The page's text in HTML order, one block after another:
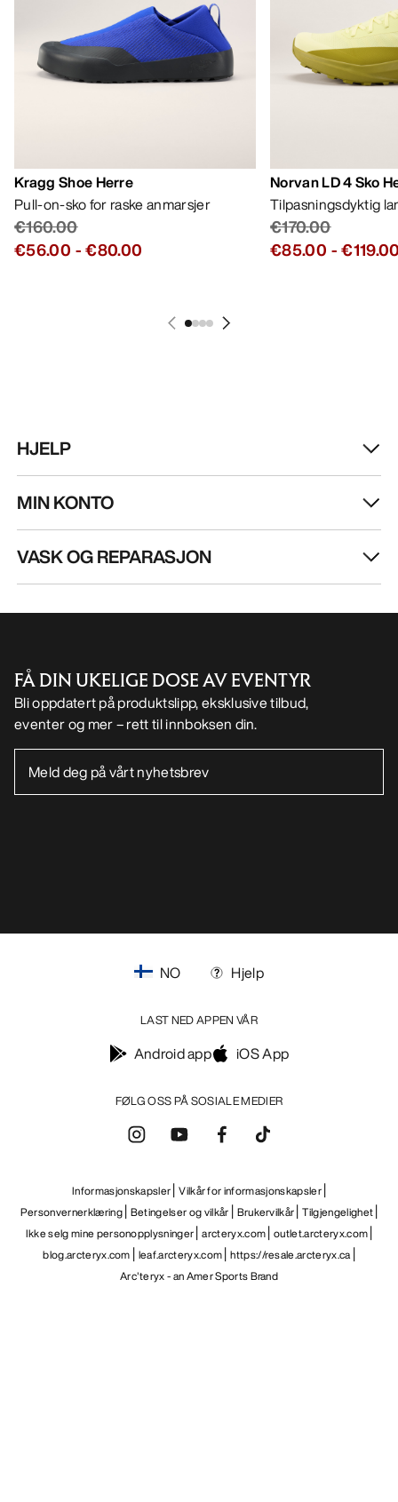
Kragg Shoe Herre
Pull-on-sko for raske anmarsjer
€160.00
€56.00 -€80.00
Norvan LD 4 Sko
Tilpasningsdyktig
€170.00
€85.00 -
HJELP
MIN KONTO
VASK OG REPARASJON
FÅ DIN UKELIGE DOSE AV EVENTYR
Bli oppdatert på produktslipp, eksklusive tilbud,
eventer og mer – rett til innboksen din.
FØLG OSS PÅ SOSIALE MEDIER
NO Hjelp
LAST NED APPEN VÅR
Android app iOS App
Informasjonskapsler Vilkår for informasjonskapsler
Personvernerklæring Betingelser og vilkår Brukervilkår Tilgjengelighet
Ikke selg mine personopplysninger arcteryx.com outlet.arcteryx.com
blog.arcteryx.com leaf.arcteryx.com https://resale.arcteryx.ca
Arc'teryx - an Amer Sports Brand